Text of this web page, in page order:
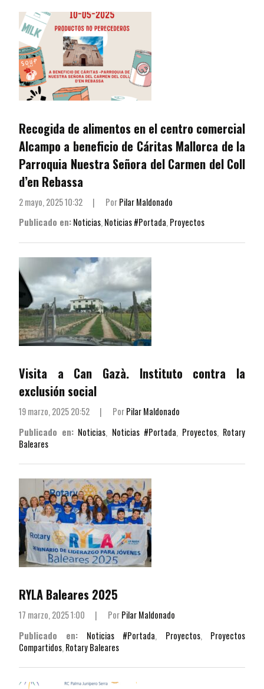
Recogida de alimentos en el centro comercial
Alcampo a beneficio de Cáritas Mallorca de la
Parroquia Nuestra Señora del Carmen del Coll
d’en Rebassa
2 mayo, 2025 10:32 | PorPilar Maldonado
Publicado en:Noticias,Noticias #Portada,Proyectos
Visita a Can Gazà. Instituto contra la
exclusión social
19 marzo, 2025 20:52 | PorPilar Maldonado
Publicado en: Noticias, Noticias #Portada, Proyectos, Rotary
Baleares
RYLA Baleares 2025
17 marzo, 2025 1:00 | PorPilar Maldonado
Publicado en:
Noticias #Portada, Proyectos, Proyectos
Compartidos, Rotary Baleares